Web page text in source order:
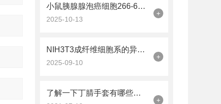
小鼠胰腺腺泡癌细胞266-6的培养和鉴定方法
2025-10-13
+
NIH3T3成纤维细胞系的异质性解析
2025-09-10
+
了解一下丁腈手套有哪些使用常识吧
+